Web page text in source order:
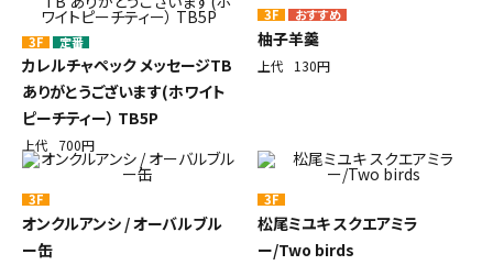
3F 定番
カレルチャペック メッセージTB
ありがとうございます(ホワイト
ピーチティー） TB5P
上代 700円
3F
柚子羊羹
上代 130円
3F
オンクルアンシ / オーバルブル
ー缶
3F
松尾ミユキ スクエアミラ
ー/Two birds